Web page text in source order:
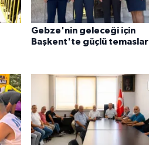
Gebze'nin geleceği için
Başkent'te güçlü temaslar